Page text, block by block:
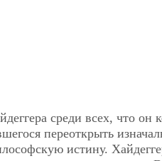
среди всех, что он
переоткрыть
истину.